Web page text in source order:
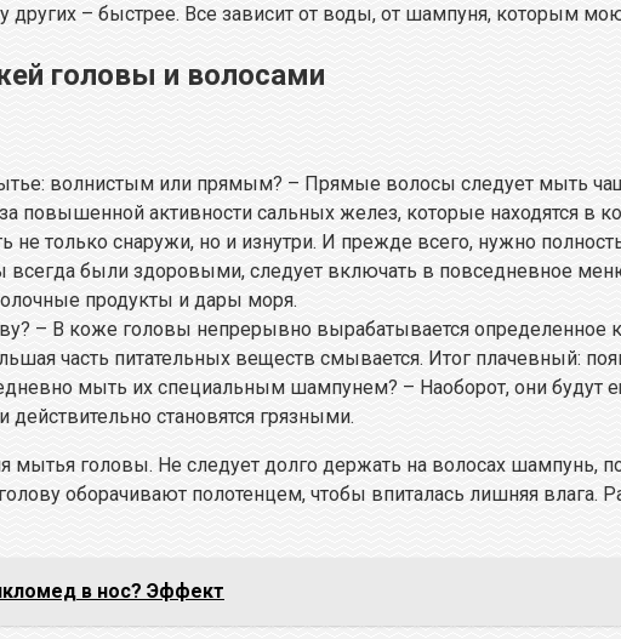
– быстрее. Все зависит от воды, от шампуня, которым
головы и волосами
волнистым или прямым? – Прямые волосы следует мыть
повышенной активности сальных желез, которые находятся в
только снаружи, но и изнутри. И прежде всего, нужно
были здоровыми, следует включать в повседневное
продукты и дары моря.
– В коже головы непрерывно вырабатывается определенное
часть питательных веществ смывается. Итог плачевный:
мыть их специальным шампунем? – Наоборот, они
действительно становятся грязными.
мытья головы. Не следует долго держать на волосах шампунь,
оборачивают полотенцем, чтобы впиталась лишняя влага.
в нос? Эффект